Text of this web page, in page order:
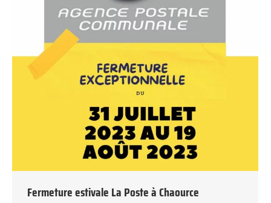
Fermeture estivale La Poste à Chaource